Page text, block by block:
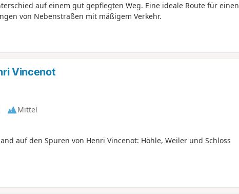
auf einem gut gepflegten Weg. Eine ideale Route für einen
von Nebenstraßen mit mäßigem Verkehr.
Vincenot
Mittel
auf den Spuren von Henri Vincenot: Höhle, Weiler und Schloss